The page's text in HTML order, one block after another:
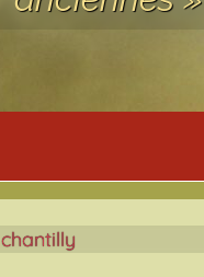
chantilly